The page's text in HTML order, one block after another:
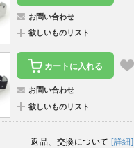
お問い合わせ
欲しいものリスト
カートに入れる
お問い合わせ
欲しいものリスト
返品、交換について [詳細]